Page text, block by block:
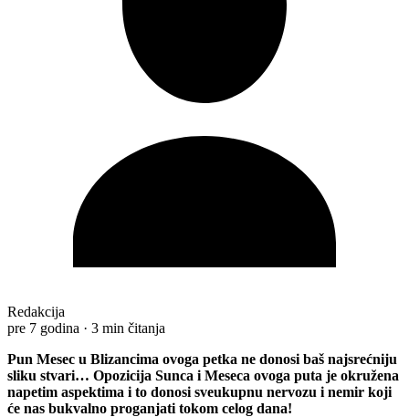
Redakcija
pre 7 godina · 3 min čitanja
Pun Mesec u Blizancima ovoga petka ne donosi baš najsrećniju
sliku stvari… Opozicija Sunca i Meseca ovoga puta je okružena
napetim aspektima i to donosi sveukupnu nervozu i nemir koji
će nas bukvalno proganjati tokom celog dana!